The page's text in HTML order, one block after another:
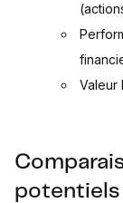
Valeur
potentiels